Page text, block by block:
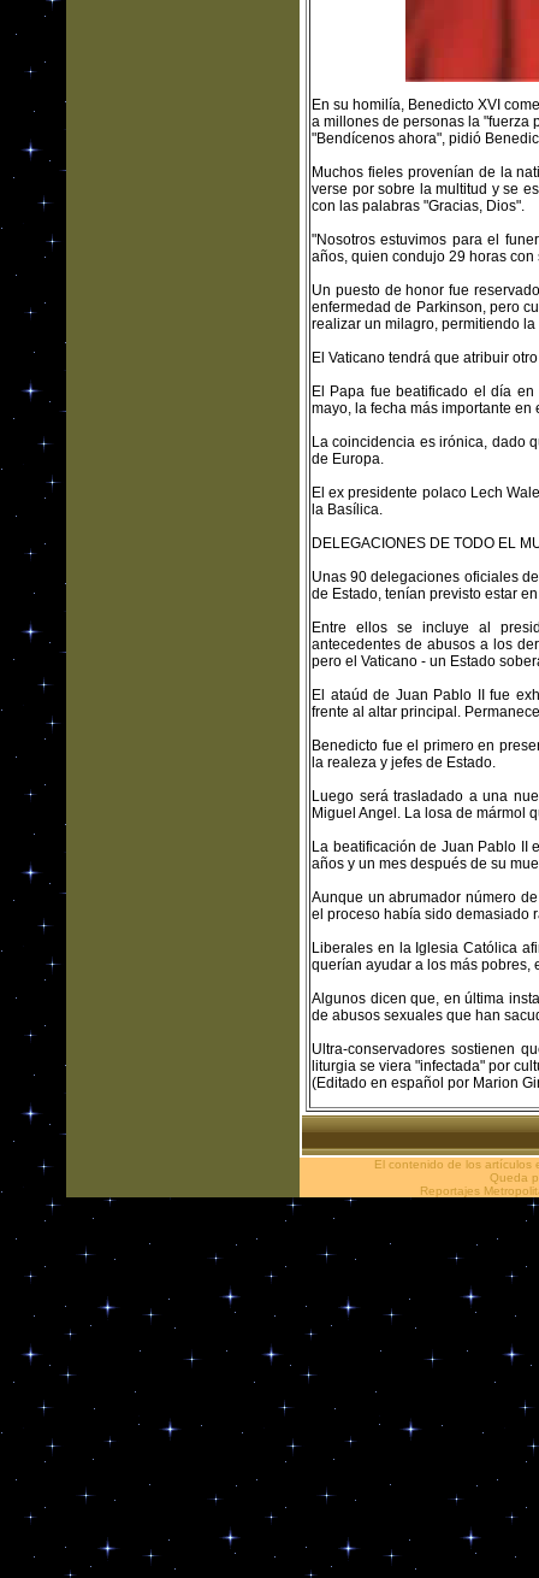
En su homilía, Benedicto XVI
a millones de personas la "fuerza
"Bendícenos ahora", pidió
Muchos fieles provenían de la
verse por sobre la multitud y se
con las palabras "Gracias, Dios".
"Nosotros estuvimos para el
años, quien condujo 29 horas
Un puesto de honor fue
enfermedad de Parkinson, pero
realizar un milagro, permitiendo
El Vaticano tendrá que atribuir
El Papa fue beatificado el día
mayo, la fecha más importante en
La coincidencia es irónica, dado
de Europa.
El ex presidente polaco Lech
la Basílica.
DELEGACIONES DE TODO EL
Unas 90 delegaciones oficiales
de Estado, tenían previsto estar
Entre ellos se incluye al
antecedentes de abusos a los
pero el Vaticano - un Estado
El ataúd de Juan Pablo II fue
frente al altar principal.
Benedicto fue el primero en
la realeza y jefes de Estado.
Luego será trasladado a una
Miguel Angel. La losa de mármol
La beatificación de Juan Pablo II
años y un mes después de su
Aunque un abrumador número
el proceso había sido demasiado
Liberales en la Iglesia Católica
querían ayudar a los más pobres,
Algunos dicen que, en última
de abusos sexuales que han
Ultra-conservadores sostienen
liturgia se viera "infectada" por
(Editado en español por Marion
El contenido de los artículos
Queda
Reportajes